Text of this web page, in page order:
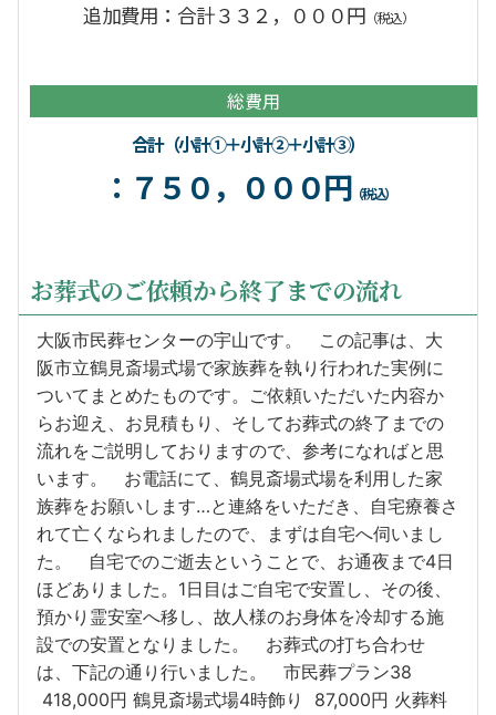
追加費用：合計３３２，０００円 （税込）
総費用
合計（小計①＋小計②＋小計③）
：７５０，０００円 （税込）
お葬式のご依頼から終了までの流れ
大阪市民葬センターの宇山です。 この記事は、大
阪市立鶴見斎場式場で家族葬を執り行われた実例に
ついてまとめたものです。ご依頼いただいた内容か
らお迎え、お見積もり、そしてお葬式の終了までの
流れをご説明しておりますので、参考になればと思
います。 お電話にて、鶴見斎場式場を利用した家
族葬をお願いします…と連絡をいただき、自宅療養さ
れて亡くなられましたので、まずは自宅へ伺いまし
た。 自宅でのご逝去ということで、お通夜まで4日
ほどありました。1日目はご自宅で安置し、その後、
預かり霊安室へ移し、故人様のお身体を冷却する施
設での安置となりました。 お葬式の打ち合わせ
は、下記の通り行いました。 市民葬プラン38
418,000円 鶴見斎場式場4時飾り 87,000円 火葬料